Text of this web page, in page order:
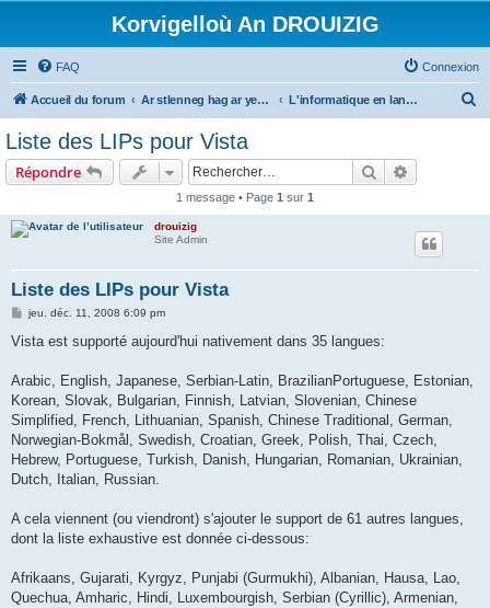
Korvigelloù An DROUIZIG
FAQ Connexion
Accueil du forum Ar stlenneg hag ar yezhoù bihan er bed a-bezh L'informatique en langues régionales et minoritaires
Liste des LIPs pour Vista
Répondre Rechercher
1 message • Page 1 sur 1
drouizig
Site Admin
Liste des LIPs pour Vista
M
s
g
jeu. déc. 11, 2008 6:09 pm
Vista est supporté aujourd'hui nativement dans 35 langues:
Arabic, English, Japanese, Serbian-Latin, BrazilianPortuguese, Estonian,
Korean, Slovak, Bulgarian, Finnish, Latvian, Slovenian, Chinese
Simplified, French, Lithuanian, Spanish, Chinese Traditional, German,
Norwegian-Bokmål, Swedish, Croatian, Greek, Polish, Thai, Czech,
Hebrew, Portuguese, Turkish, Danish, Hungarian, Romanian, Ukrainian,
Dutch, Italian, Russian.
A cela viennent (ou viendront) s'ajouter le support de 61 autres langues,
dont la liste exhaustive est donnée ci-dessous:
Afrikaans, Gujarati, Kyrgyz, Punjabi (Gurmukhi), Albanian, Hausa, Lao,
Quechua, Amharic, Hindi, Luxembourgish, Serbian (Cyrillic), Armenian,